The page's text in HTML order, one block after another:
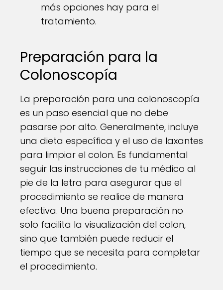
más opciones hay para el
tratamiento.
Preparación para la
Colonoscopía
La preparación para una colonoscopía
es un paso esencial que no debe
pasarse por alto. Generalmente, incluye
una dieta específica y el uso de laxantes
para limpiar el colon. Es fundamental
seguir las instrucciones de tu médico al
pie de la letra para asegurar que el
procedimiento se realice de manera
efectiva. Una buena preparación no
solo facilita la visualización del colon,
sino que también puede reducir el
tiempo que se necesita para completar
el procedimiento.